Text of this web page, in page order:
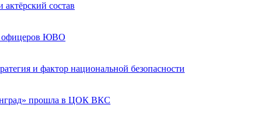
состав
офицеров ЮВО
и фактор национальной безопасности
прошла в ЦОК ВКС